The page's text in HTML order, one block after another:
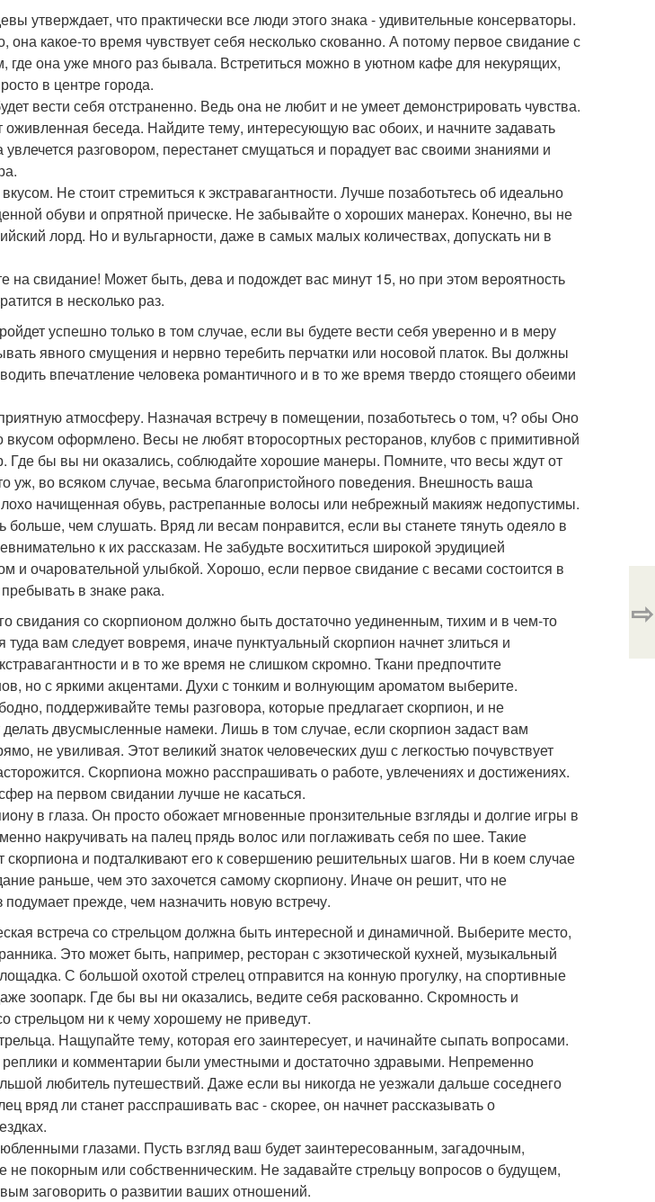
утверждает, что практически все люди этого знака - удивительные консерваторы.
какое-то время чувствует себя несколько скованно. А потому первое свидание с
где она уже много раз бывала. Встретиться можно в уютном кафе для некурящих,
в центре города.
вести себя отстраненно. Ведь она не любит и не умеет демонстрировать чувства.
оживленная беседа. Найдите тему, интересующую вас обоих, и начните задавать
разговором, перестанет смущаться и порадует вас своими знаниями и
Не стоит стремиться к экстравагантности. Лучше позаботьтесь об идеально
обуви и опрятной прическе. Не забывайте о хороших манерах. Конечно, вы не
лорд. Но и вульгарности, даже в самых малых количествах, допускать ни в
на свидание! Может быть, дева и подождет вас минут 15, но при этом вероятность
в несколько раз.
успешно только в том случае, если вы будете вести себя уверенно и в меру
явного смущения и нервно теребить перчатки или носовой платок. Вы должны
впечатление человека романтичного и в то же время твердо стоящего обеими
атмосферу. Назначая встречу в помещении, позаботьтесь о том, ч? обы Оно
оформлено. Весы не любят второсортных ресторанов, клубов с примитивной
Где бы вы ни оказались, соблюдайте хорошие манеры. Помните, что весы ждут от
уж, во всяком случае, весьма благопристойного поведения. Внешность ваша
начищенная обувь, растрепанные волосы или небрежный макияж недопустимы.
больше, чем слушать. Вряд ли весам понравится, если вы станете тянуть одеяло в
к их рассказам. Не забудьте восхититься широкой эрудицией
и очаровательной улыбкой. Хорошо, если первое свидание с весами состоится в
в знаке рака.
свидания со скорпионом должно быть достаточно уединенным, тихим и в чем-то
вам следует вовремя, иначе пунктуальный скорпион начнет злиться и
и в то же время не слишком скромно. Ткани предпочтите
но с яркими акцентами. Духи с тонким и волнующим ароматом выберите.
поддерживайте темы разговора, которые предлагает скорпион, и не
делать двусмысленные намеки. Лишь в том случае, если скорпион задаст вам
не увиливая. Этот великий знаток человеческих душ с легкостью почувствует
Скорпиона можно расспрашивать о работе, увлечениях и достижениях.
на первом свидании лучше не касаться.
в глаза. Он просто обожает мгновенные пронзительные взгляды и долгие игры в
накручивать на палец прядь волос или поглаживать себя по шее. Такие
скорпиона и подталкивают его к совершению решительных шагов. Ни в коем случае
раньше, чем это захочется самому скорпиону. Иначе он решит, что не
прежде, чем назначить новую встречу.
встреча со стрельцом должна быть интересной и динамичной. Выберите место,
Это может быть, например, ресторан с экзотической кухней, музыкальный
С большой охотой стрелец отправится на конную прогулку, на спортивные
зоопарк. Где бы вы ни оказались, ведите себя раскованно. Скромность и
стрельцом ни к чему хорошему не приведут.
Нащупайте тему, которая его заинтересует, и начинайте сыпать вопросами.
и комментарии были уместными и достаточно здравыми. Непременно
любитель путешествий. Даже если вы никогда не уезжали дальше соседнего
вряд ли станет расспрашивать вас - скорее, он начнет рассказывать о
глазами. Пусть взгляд ваш будет заинтересованным, загадочным,
не покорным или собственническим. Не задавайте стрельцу вопросов о будущем,
заговорить о развитии ваших отношений.
⇨